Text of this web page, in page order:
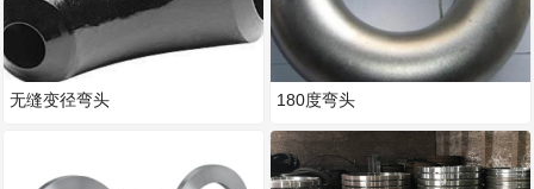
无缝变径弯头 180度弯头